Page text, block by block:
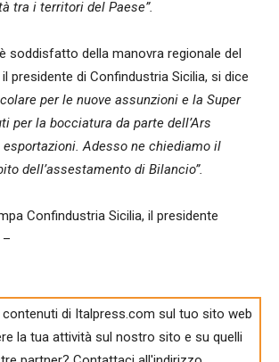
tra i territori del Paese”.
soddisfatto della manovra regionale del
presidente di Confindustria Sicilia, si dice
per le nuove assunzioni e la Super
per la bocciatura da parte dell’Ars
esportazioni. Adesso ne chiediamo il
dell’assestamento di Bilancio”.
Confindustria Sicilia, il presidente
contenuti di Italpress.com sul tuo sito web
la tua attività sul nostro sito e su quelli